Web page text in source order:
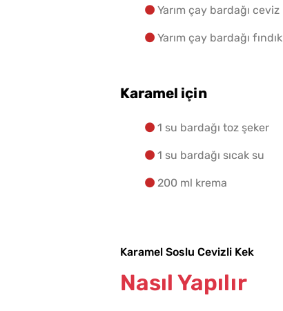
Yarım çay bardağı ceviz
Yarım çay bardağı fındık
Karamel için
1 su bardağı toz şeker
1 su bardağı sıcak su
200 ml krema
Karamel Soslu Cevizli Kek
Nasıl Yapılır